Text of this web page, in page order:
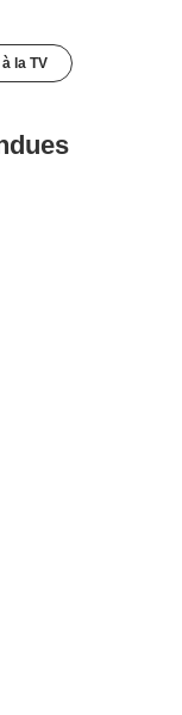
la TV